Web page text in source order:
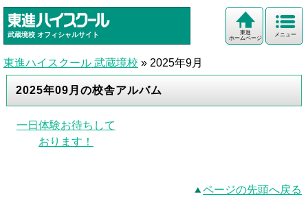
武蔵境校 オフィシャルサイト メニュー
東進
ホームページ
東進ハイスクール 武蔵境校 » 2025年9月
2025年09月の校舎アルバム
一日体験お待ちして
おります！
ページの先頭へ戻る